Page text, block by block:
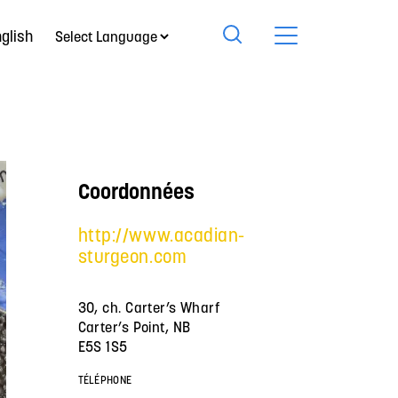
Coordonnées
http://www.acadian-
sturgeon.com
30, ch. Carter’s Wharf
Carter’s Point, NB
E5S 1S5
TÉLÉPHONE